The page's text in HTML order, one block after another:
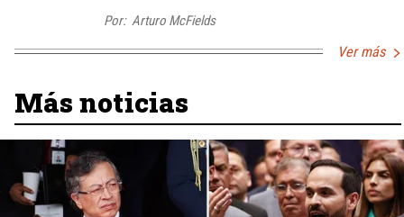
Por: Arturo McFields
Ver más
Más noticias